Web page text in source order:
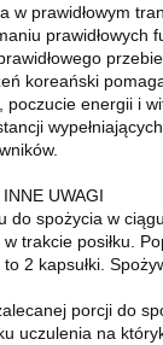
w prawidłowym
prawidłowych
koreański
poczucie energii i
wypełniających,
UWAGI
do spożycia w
trakcie posiłku.
2 kapsułki.
porcji do
uczulenia na